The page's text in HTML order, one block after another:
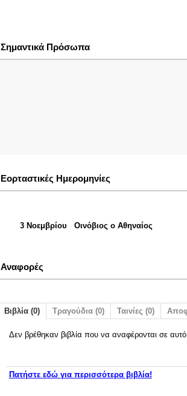
Σημαντικά Πρόσωπα
Εορταστικές Ημερομηνίες
3 Νοεμβρίου Οινόβιος ο Αθηναίος
Αναφορές
Βιβλία (0) Τραγούδια (0) Ταινίες (0)
Δεν βρέθηκαν βιβλία που να αναφέρονται σε αυτό
Πατήστε εδώ για περισσότερα βιβλία!